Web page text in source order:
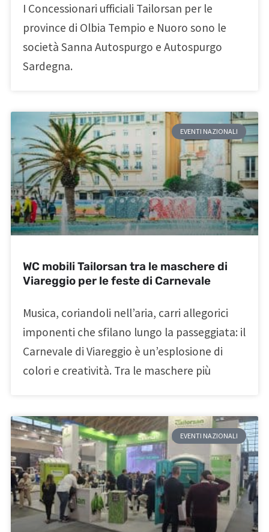
I Concessionari ufficiali Tailorsan per le
province di Olbia Tempio e Nuoro sono le
società Sanna Autospurgo e Autospurgo
Sardegna.
EVENTI NAZIONALI
WC mobili Tailorsan tra le maschere di
Viareggio per le feste di Carnevale
Musica, coriandoli nell’aria, carri allegorici
imponenti che sfilano lungo la passeggiata: il
Carnevale di Viareggio è un’esplosione di
colori e creatività. Tra le maschere più
EVENTI NAZIONALI